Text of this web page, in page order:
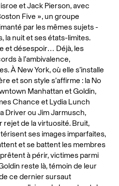
et Jack Pierson, avec
Five », un groupe
par les mêmes sujets -
la nuit et ses états-limites.
et désespoir… Déjà, les
à l’ambivalence,
À New York, où elle s’installe
et son style s’affirme : la No
Manhattan et Goldin,
Chance et Lydia Lunch
Driver ou Jim Jarmusch,
de la virtuosité. Bruit,
ses images imparfaites,
et se battent les membres
à périr, victimes parmi
reste là, témoin de leur
ce dernier sursaut